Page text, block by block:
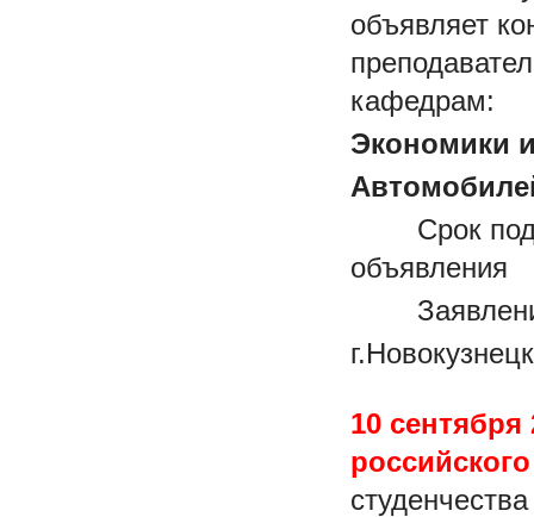
объявляет
кафедрам:
Экономики
Срок
объявления
Заявления
10 сентября